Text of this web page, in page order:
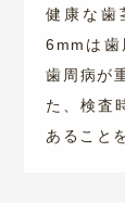
健康な歯
6mmは歯
歯周病が
た、検査
あること